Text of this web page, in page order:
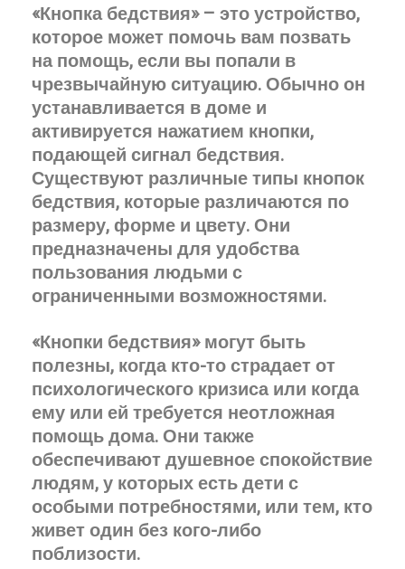
«Кнопка бедствия» – это устройство,
которое может помочь вам позвать
на помощь, если вы попали в
чрезвычайную ситуацию. Обычно он
устанавливается в доме и
активируется нажатием кнопки,
подающей сигнал бедствия.
Существуют различные типы кнопок
бедствия, которые различаются по
размеру, форме и цвету. Они
предназначены для удобства
пользования людьми с
ограниченными возможностями.
«Кнопки бедствия» могут быть
полезны, когда кто-то страдает от
психологического кризиса или когда
ему или ей требуется неотложная
помощь дома. Они также
обеспечивают душевное спокойствие
людям, у которых есть дети с
особыми потребностями, или тем, кто
живет один без кого-либо
поблизости.